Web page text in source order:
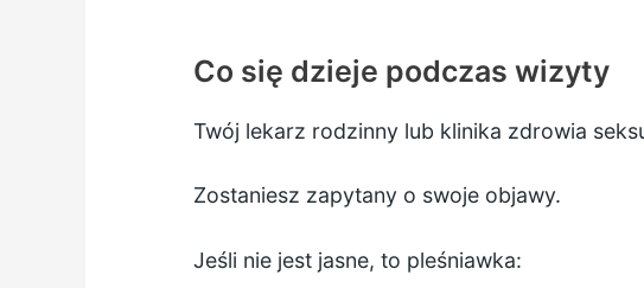
Co się dzieje podczas wizyty
Twój lekarz rodzinny lub klinika zdrowia
Zostaniesz zapytany o swoje objawy.
Jeśli nie jest jasne, to pleśniawka: